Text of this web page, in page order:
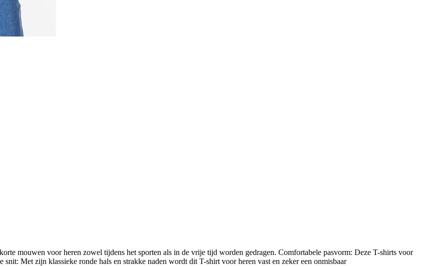
mouwen voor heren zowel tijdens het sporten als in de vrije tijd worden gedragen. Comfortabele pasvorm: Deze T-shirts voor
Met zijn klassieke ronde hals en strakke naden wordt dit T-shirt voor heren vast en zeker een onmisbaar